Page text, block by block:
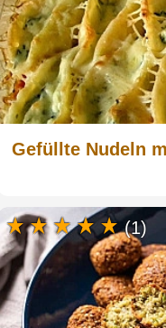
Gefüllte Nudeln
(1)